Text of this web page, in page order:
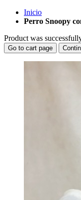
Inicio
Perro Snoopy
Product was
Go to cart page